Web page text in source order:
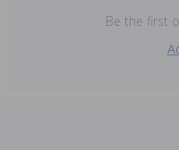
Be the first